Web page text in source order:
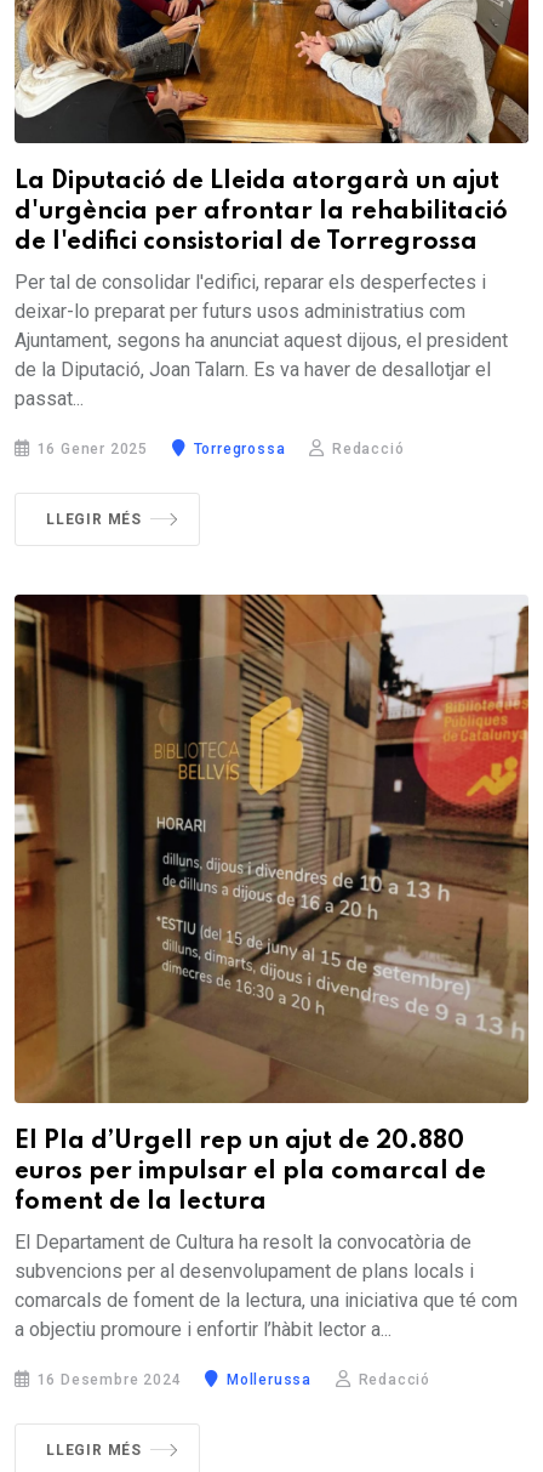
La Diputació de Lleida atorgarà un ajut
d'urgència per afrontar la rehabilitació
de l'edifici consistorial de Torregrossa
Per tal de consolidar l'edifici, reparar els desperfectes i
deixar-lo preparat per futurs usos administratius com
Ajuntament, segons ha anunciat aquest dijous, el president
de la Diputació, Joan Talarn. Es va haver de desallotjar el
passat...
16 Gener 2025 Torregrossa Redacció
LLEGIR MÉS
El Pla d’Urgell rep un ajut de 20.880
euros per impulsar el pla comarcal de
foment de la lectura
El Departament de Cultura ha resolt la convocatòria de
subvencions per al desenvolupament de plans locals i
comarcals de foment de la lectura, una iniciativa que té com
a objectiu promoure i enfortir l’hàbit lector a...
16 Desembre 2024 Mollerussa Redacció
LLEGIR MÉS